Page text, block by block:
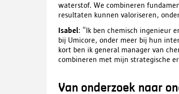
waterstof. We combineren
resultaten kunnen valoriseren,
Isabel: “Ik ben chemisch ingenieur
bij Umicore, onder meer bij hun
kort ben ik general manager van
combineren met mijn strategische
Van onderzoek naar